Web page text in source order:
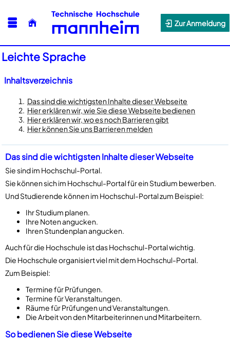
Zur Anmeldung
Leichte Sprache
Inhaltsverzeichnis
Das sind die wichtigsten Inhalte dieser Webseite
Hier erklären wir, wie Sie diese Webseite bedienen
Hier erklären wir, wo es noch Barrieren gibt
Hier können Sie uns Barrieren melden
Das sind die wichtigsten Inhalte dieser Webseite
Sie sind im Hochschul-Portal.
Sie können sich im Hochschul-Portal für ein Studium bewerben.
Und Studierende können im Hochschul-Portal zum Beispiel:
Ihr Studium planen.
Ihre Noten angucken.
Ihren Stundenplan angucken.
Auch für die Hochschule ist das Hochschul-Portal wichtig.
Die Hochschule organisiert viel mit dem Hochschul-Portal.
Zum Beispiel:
Termine für Prüfungen.
Termine für Veranstaltungen.
Räume für Prüfungen und Veranstaltungen.
Die Arbeit von den Mitarbeiterinnen und Mitarbeitern.
So bedienen Sie diese Webseite